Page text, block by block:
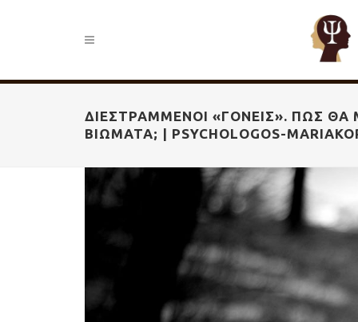
ΔΙΕΣΤΡΑΜΜΈΝΟΙ «ΓΟΝΕΊΣ». ΠΏΣ
ΒΙΏΜΑΤΑ; | PSYCHOLOGOS-